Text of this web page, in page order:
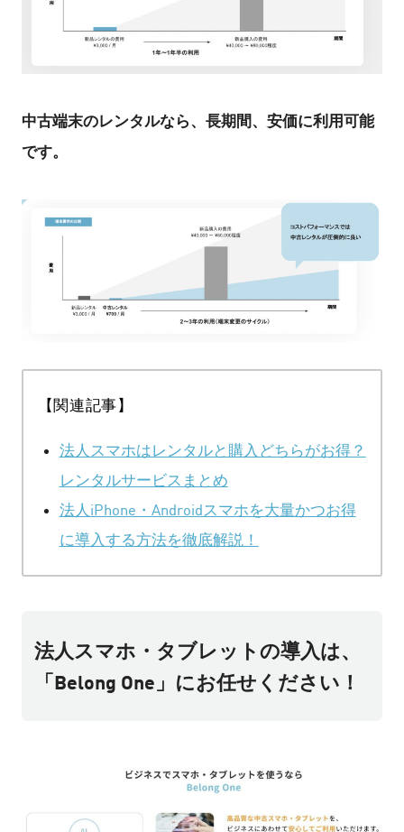
中古端末のレンタルなら、長期間、安価に利用可能
です。
【関連記事】
法人スマホはレンタルと購入どちらがお得？
レンタルサービスまとめ
法人iPhone・Androidスマホを大量かつお得
に導入する方法を徹底解説！
法人スマホ・タブレットの導入は、
「Belong One」にお任せください！